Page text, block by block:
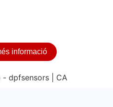
informació